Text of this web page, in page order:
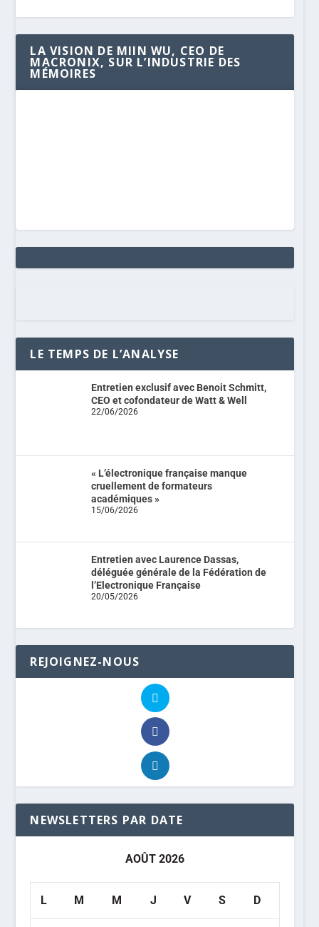
LA VISION DE MIIN WU, CEO DE
MACRONIX, SUR L’INDUSTRIE DES
MÉMOIRES
LE TEMPS DE L’ANALYSE
Entretien exclusif avec Benoit Schmitt,
CEO et cofondateur de Watt & Well
22/06/2026
« L’électronique française manque
cruellement de formateurs
académiques »
15/06/2026
Entretien avec Laurence Dassas,
déléguée générale de la Fédération de
l’Electronique Française
20/05/2026
REJOIGNEZ-NOUS
NEWSLETTERS PAR DATE
AOÛT 2026
L M M J V S D